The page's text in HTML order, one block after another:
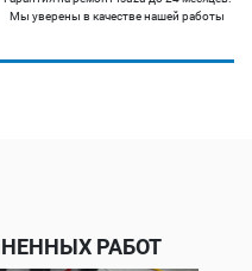
Мы уверены в качестве нашей работы
РАБОТ